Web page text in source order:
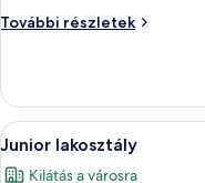
egyszemélyes
További részletek
Szoba,
további
részletei
A
következő
6
Junior lakosztály
Kilátás a városra